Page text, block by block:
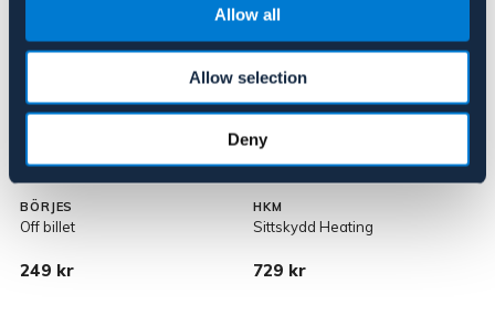
Allow all
Allow selection
Deny
BÖRJES
Off billet
249 kr
HKM
Sittskydd Heating
729 kr